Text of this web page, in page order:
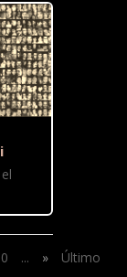
... » Último